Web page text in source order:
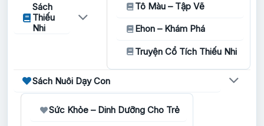
Sách
Thiếu
Nhi
Tô Màu – Tập Vẽ
Ehon – Khám Phá
Truyện Cổ Tích Thiếu Nhi
Sách Nuôi Dạy Con
Sức Khỏe – Dinh Dưỡng Cho Trẻ